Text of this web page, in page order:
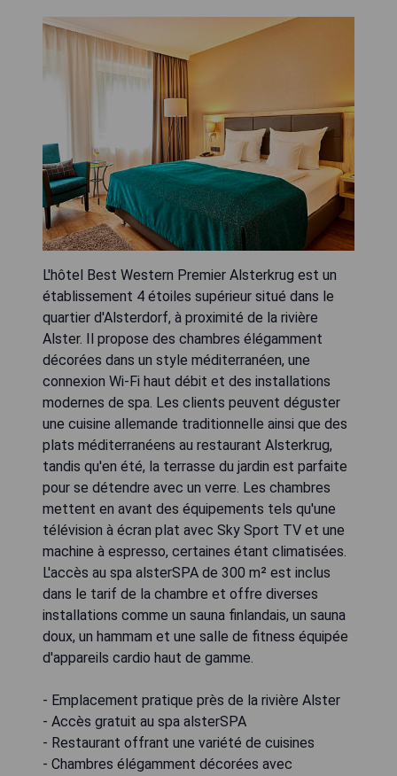
L'hôtel Best Western Premier Alsterkrug est un
établissement 4 étoiles supérieur situé dans le
quartier d'Alsterdorf, à proximité de la rivière
Alster. Il propose des chambres élégamment
décorées dans un style méditerranéen, une
connexion Wi-Fi haut débit et des installations
modernes de spa. Les clients peuvent déguster
une cuisine allemande traditionnelle ainsi que des
plats méditerranéens au restaurant Alsterkrug,
tandis qu'en été, la terrasse du jardin est parfaite
pour se détendre avec un verre. Les chambres
mettent en avant des équipements tels qu'une
télévision à écran plat avec Sky Sport TV et une
machine à espresso, certaines étant climatisées.
L'accès au spa alsterSPA de 300 m² est inclus
dans le tarif de la chambre et offre diverses
installations comme un sauna finlandais, un sauna
doux, un hammam et une salle de fitness équipée
d'appareils cardio haut de gamme.
- Emplacement pratique près de la rivière Alster
- Accès gratuit au spa alsterSPA
- Restaurant offrant une variété de cuisines
- Chambres élégamment décorées avec